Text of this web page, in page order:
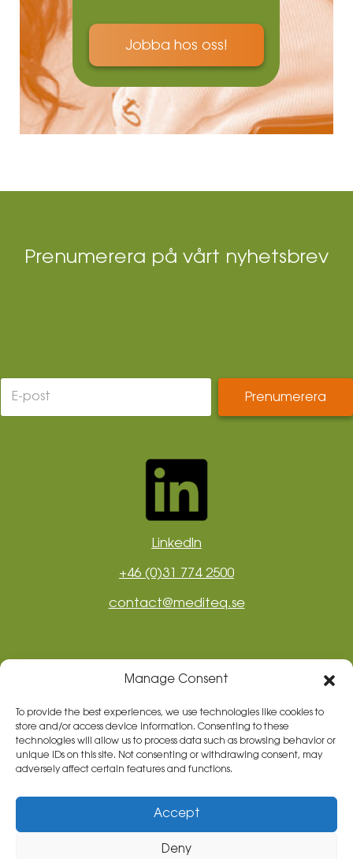
Manage Consent
To provide the best experiences, we use technologies like cookies to
store and/or access device information. Consenting to these
technologies will allow us to process data such as browsing behavior or
unique IDs on this site. Not consenting or withdrawing consent, may
adversely affect certain features and functions.
Accept
Deny
Jobba hos oss!
Prenumerera på vårt nyhetsbrev
LinkedIn
+46 (0)31 774 2500
contact@mediteq.se
Mediteq Svenkebo AB